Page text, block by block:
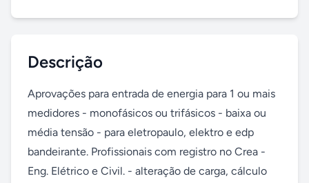
Descrição
Aprovações para entrada de energia para 1 ou mais
medidores - monofásicos ou trifásicos - baixa ou
média tensão - para eletropaulo, elektro e edp
bandeirante. Profissionais com registro no Crea -
Eng. Elétrico e Civil. - alteração de carga, cálculo